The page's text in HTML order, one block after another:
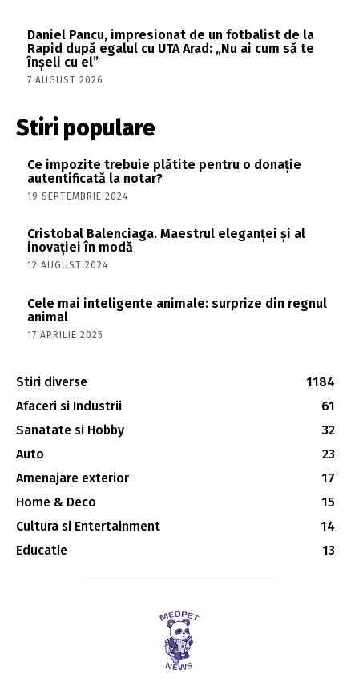
Daniel Pancu, impresionat de un fotbalist de la
Rapid după egalul cu UTA Arad: „Nu ai cum să te
înșeli cu el”
7 AUGUST 2026
Stiri populare
Ce impozite trebuie plătite pentru o donație
autentificată la notar?
19 SEPTEMBRIE 2024
Cristobal Balenciaga. Maestrul eleganței și al
inovației în modă
12 AUGUST 2024
Cele mai inteligente animale: surprize din regnul
animal
17 APRILIE 2025
Stiri diverse
1184
Afaceri si Industrii
61
Sanatate si Hobby
32
Auto
23
Amenajare exterior
17
Home & Deco
15
Cultura si Entertainment
14
Educatie
13